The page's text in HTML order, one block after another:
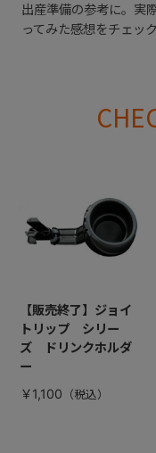
出産準備の参考に。実
ってみた感想をチェック
【販売終了】ジョイ
トリップ シリー
ズ ドリンクホルダ
ー
￥1,100